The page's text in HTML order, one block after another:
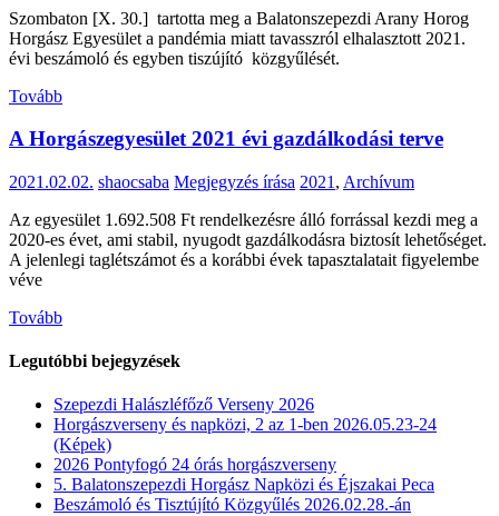
Szombaton [X. 30.] tartotta meg a Balatonszepezdi Arany Horog
Horgász Egyesület a pandémia miatt tavasszról elhalasztott 2021.
évi beszámoló és egyben tiszújító közgyűlését.
Tovább
A Horgászegyesület 2021 évi gazdálkodási terve
2021.02.02. shaocsaba Megjegyzés írása 2021 , Archívum
Az egyesület 1.692.508 Ft rendelkezésre álló forrással kezdi meg a
2020-es évet, ami stabil, nyugodt gazdálkodásra biztosít lehetőséget.
A jelenlegi taglétszámot és a korábbi évek tapasztalatait figyelembe
véve
Tovább
Legutóbbi bejegyzések
Szepezdi Halászléfőző Verseny 2026
Horgászverseny és napközi, 2 az 1-ben 2026.05.23-24
(Képek)
2026 Pontyfogó 24 órás horgászverseny
5. Balatonszepezdi Horgász Napközi és Éjszakai Peca
Beszámoló és Tisztújító Közgyűlés 2026.02.28.-án